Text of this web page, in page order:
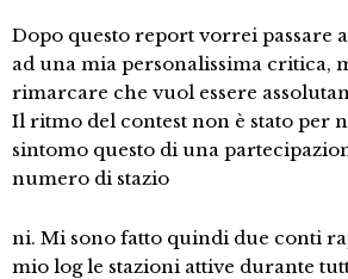
Dopo questo report vorrei passare
ad una mia personalissima critica,
rimarcare che vuol essere
Il ritmo del contest non è stato per
sintomo questo di una
numero di stazio
ni. Mi sono fatto quindi due conti
mio log le stazioni attive durante